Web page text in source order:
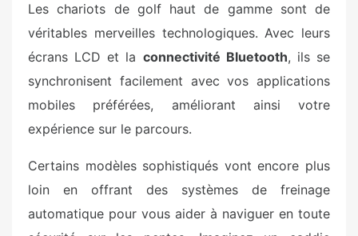
Les chariots de golf haut de gamme sont de
véritables merveilles technologiques. Avec leurs
écrans LCD et la connectivité Bluetooth, ils se
synchronisent facilement avec vos applications
mobiles préférées, améliorant ainsi votre
expérience sur le parcours.
Certains modèles sophistiqués vont encore plus
loin en offrant des systèmes de freinage
automatique pour vous aider à naviguer en toute